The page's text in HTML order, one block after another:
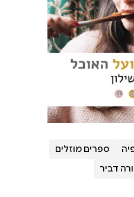
ספרים מוזלים
דביר